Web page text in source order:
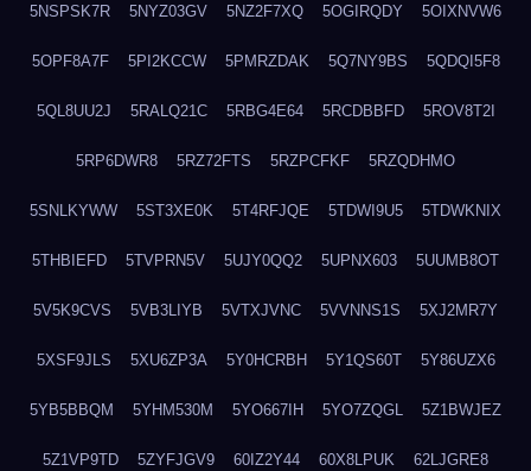
5NSPSK7R 5NYZ03GV 5NZ2F7XQ 5OGIRQDY 5OIXNVW6
5OPF8A7F 5PI2KCCW 5PMRZDAK 5Q7NY9BS 5QDQI5F8
5QL8UU2J 5RALQ21C 5RBG4E64 5RCDBBFD 5ROV8T2I
5RP6DWR8 5RZ72FTS 5RZPCFKF 5RZQDHMO
5SNLKYWW 5ST3XE0K 5T4RFJQE 5TDWI9U5 5TDWKNIX
5THBIEFD 5TVPRN5V 5UJY0QQ2 5UPNX603 5UUMB8OT
5V5K9CVS 5VB3LIYB 5VTXJVNC 5VVNNS1S 5XJ2MR7Y
5XSF9JLS 5XU6ZP3A 5Y0HCRBH 5Y1QS60T 5Y86UZX6
5YB5BBQM 5YHM530M 5YO667IH 5YO7ZQGL 5Z1BWJEZ
5Z1VP9TD 5ZYFJGV9 60IZ2Y44 60X8LPUK 62LJGRE8